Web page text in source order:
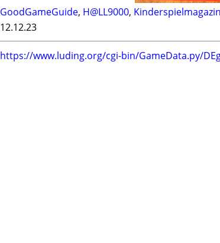
GoodGameGuide, H@LL9000, Kinderspielmagazin
12.12.23
https://www.luding.org/cgi-bin/GameData.py/